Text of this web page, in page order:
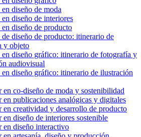
diseño de moda
diseño de interiores
diseño de producto
diseño de producto: itinerario de
y objeto
en diseño gráfico: itinerario de fotografía y
audiovisual
en diseño gráfico: itinerario de ilustración
en co-diseño de moda y sostenibilidad
en publicaciones analógicas y digitales
en creatividad y desarrollo de producto
en diseño de interiores sostenible
en diseño interactivo